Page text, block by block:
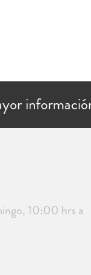
10:00 hrs a